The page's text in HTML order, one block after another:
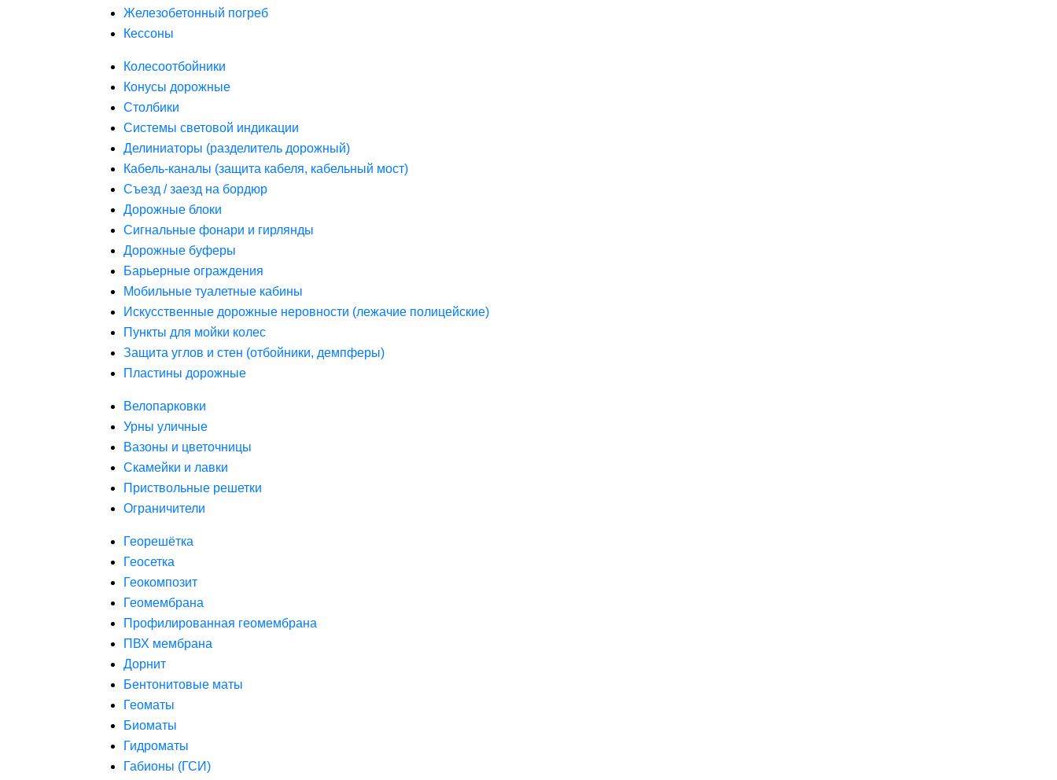
Железобетонный погреб
Кессоны
Колесоотбойники
Конусы дорожные
Столбики
Системы световой индикации
Делиниаторы (разделитель дорожный)
Кабель-каналы (защита кабеля, кабельный мост)
Съезд / заезд на бордюр
Дорожные блоки
Сигнальные фонари и гирлянды
Дорожные буферы
Барьерные ограждения
Мобильные туалетные кабины
Искусственные дорожные неровности (лежачие полицейские)
Пункты для мойки колес
Защита углов и стен (отбойники, демпферы)
Пластины дорожные
Велопарковки
Урны уличные
Вазоны и цветочницы
Скамейки и лавки
Приствольные решетки
Ограничители
Георешётка
Геосетка
Геокомпозит
Геомембрана
Профилированная геомембрана
ПВХ мембрана
Дорнит
Бентонитовые маты
Геоматы
Биоматы
Гидроматы
Габионы (ГСИ)